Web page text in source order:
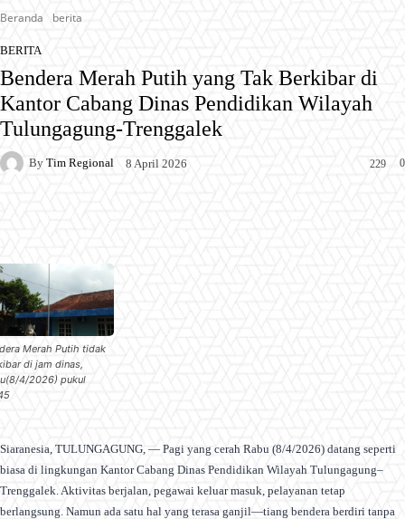
Beranda berita
BERITA
Bendera Merah Putih yang Tak Berkibar di
Kantor Cabang Dinas Pendidikan Wilayah
Tulungagung-Trenggalek
By Tim Regional 8 April 2026 0
229
Merah Putih tidak
di jam dinas,
4/2026) pukul
Siaranesia, TULUNGAGUNG, — Pagi yang cerah Rabu (8/4/2026) datang seperti
biasa di lingkungan Kantor Cabang Dinas Pendidikan Wilayah Tulungagung–
Trenggalek. Aktivitas berjalan, pegawai keluar masuk, pelayanan tetap
berlangsung. Namun ada satu hal yang terasa ganjil—tiang bendera berdiri tanpa